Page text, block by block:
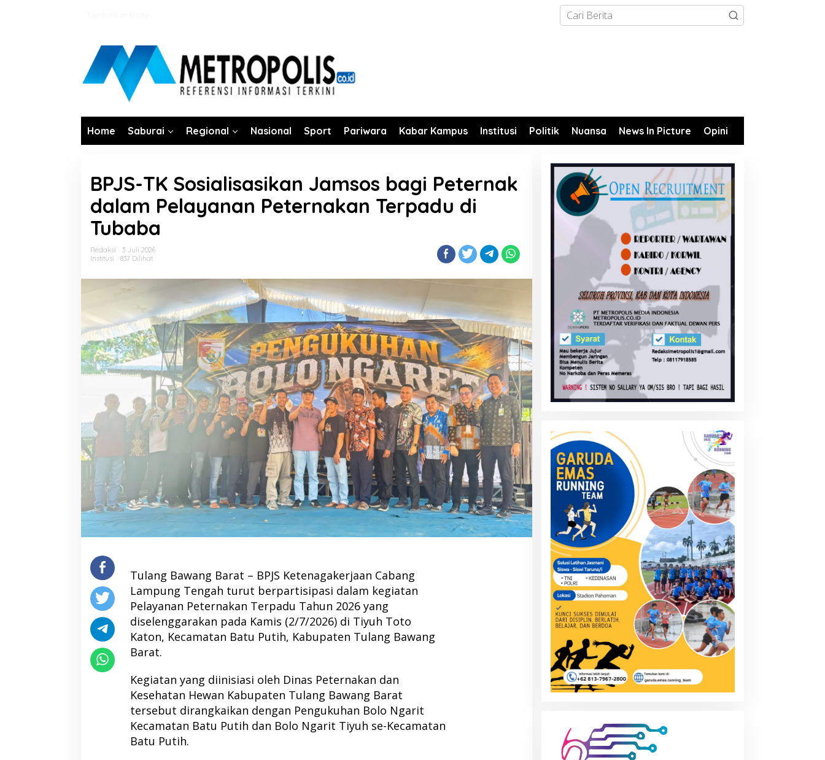
Home Saburai Regional Nasional Sport Pariwara Kabar Kampus Institusi Politik Nuansa News In Picture Opini
BPJS-TK Sosialisasikan Jamsos bagi Peternak
dalam Pelayanan Peternakan Terpadu di
Tubaba
Redaksi
3 Juli 2026
Institusi
837 Dilihat
Tulang Bawang Barat – BPJS Ketenagakerjaan Cabang
Lampung Tengah turut berpartisipasi dalam kegiatan
Pelayanan Peternakan Terpadu Tahun 2026 yang
diselenggarakan pada Kamis (2/7/2026) di Tiyuh Toto
Katon, Kecamatan Batu Putih, Kabupaten Tulang Bawang
Barat.
Kegiatan yang diinisiasi oleh Dinas Peternakan dan
Kesehatan Hewan Kabupaten Tulang Bawang Barat
tersebut dirangkaikan dengan Pengukuhan Bolo Ngarit
Kecamatan Batu Putih dan Bolo Ngarit Tiyuh se-Kecamatan
Batu Putih.